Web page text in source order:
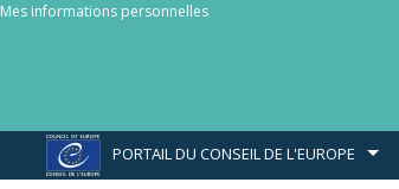
Mes informations personnelles
PORTAIL DU CONSEIL DE L'EUROPE